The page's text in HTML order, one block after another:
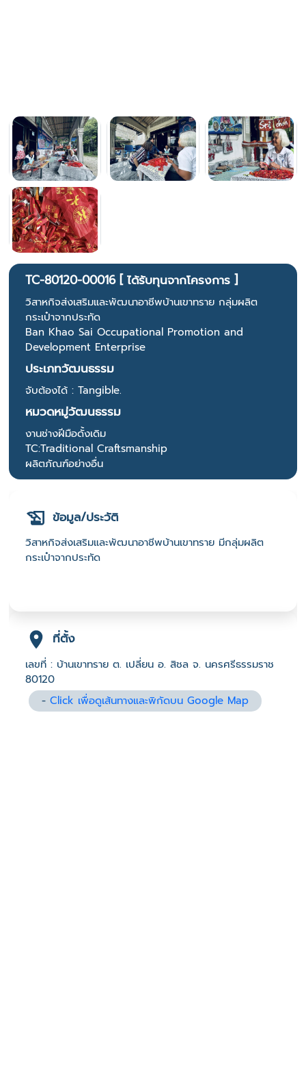
TC-80120-00016 [ ได้รับทุนจากโครงการ ]
วิสาหกิจส่งเสริมและพัฒนาอาชีพบ้านเขาทราย กลุ่มผลิต
กระเป๋าจากประทัด
Ban Khao Sai Occupational Promotion and
Development Enterprise
ประเภทวัฒนธรรม
จับต้องได้ : Tangible.
หมวดหมู่วัฒนธรรม
งานช่างฝีมือดั้งเดิม
TC:Traditional Craftsmanship
ผลิตภัณฑ์อย่างอื่น
ข้อมูล/ประวัติ
วิสาหกิจส่งเสริมและพัฒนาอาชีพบ้านเขาทราย มีกลุ่มผลิต
กระเป๋าจากประทัด
ที่ตั้ง
เลขที่ : บ้านเขาทราย ต. เปลี่ยน อ. สิชล จ. นครศรีธรรมราช
80120
-Click เพื่อดูเส้นทางและพิกัดบน Google Map